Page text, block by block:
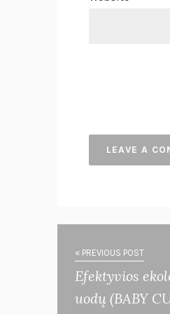
« PREVIOUS POST
Efektyvios
uodų (BABY